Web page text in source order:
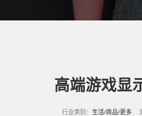
高端游戏显
行业类别： 生活/商品/更多